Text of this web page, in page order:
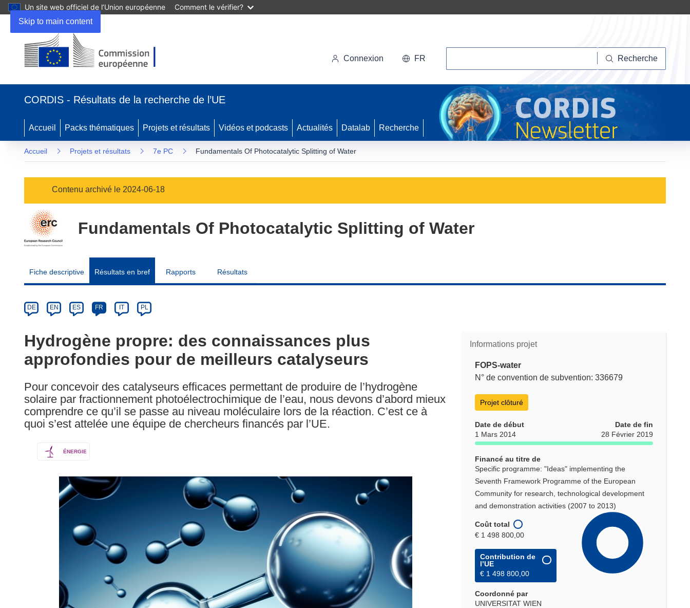
Skip to main content
Un site web officiel de l’Union européenne Comment le vérifier?
une
fenêtre)
Connexion FR Recherche
CORDIS - Résultats de la recherche de l’UE
Accueil Packs thématiques Projets et résultats Vidéos et podcasts Actualités Datalab Recherche
Accueil Projets et résultats 7e PC Fundamentals Of Photocatalytic Splitting of Water
Contenu archivé le 2024-06-18
Fundamentals Of Photocatalytic Splitting of Water
Fiche descriptive Résultats en bref Rapports Résultats
Category
Article
available
the
following
languages:
DE EN ES FR IT PL
Hydrogène propre: des connaissances plus
approfondies pour de meilleurs catalyseurs
Pour concevoir des catalyseurs efficaces permettant de produire de l’hydrogène
solaire par fractionnement photoélectrochimique de l’eau, nous devons d’abord mieux
comprendre ce qu’il se passe au niveau moléculaire lors de la réaction. C’est ce à
quoi s’est attelée une équipe de chercheurs financés par l’UE.
ÉNERGIE
Informations projet
FOPS-water
N° de convention de subvention: 336679
Projet clôturé
Date de début
1 Mars 2014
Date de fin
28 Février 2019
Financé au titre de
Specific programme: "Ideas" implementing the
Seventh Framework Programme of the European
Community for research, technological development
and demonstration activities (2007 to 2013)
Coût total
€ 1 498 800,00
Contribution de
l’UE
€ 1 498 800,00
Coordonné par
UNIVERSITAT WIEN